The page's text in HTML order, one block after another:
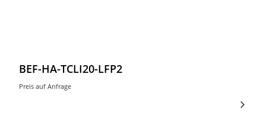
BEF-HA-TCLI20-LFP2
Preis auf Anfrage